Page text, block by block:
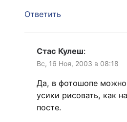
Ответить
Стас Кулеш:
Вс, 16 Ноя, 2003 в 08:18
Да, в фотошопе можно
усики рисовать, как
посте.